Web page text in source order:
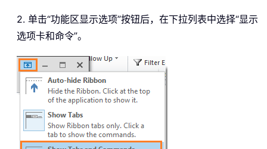
2. 单击“功能区显示选项”按钮后，在下拉列表中选择“显示
选项卡和命令”。